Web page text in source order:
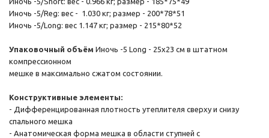
Иночь -5/Reg: вес - 1.030 кг; размер - 200*78*51
Иночь -5/Long: вес 1.147 кг; размер - 215*80*52
Упаковочный объём Иночь -5 Long - 25x23 см в штатном
компрессионном
мешке в максимально сжатом состоянии.
Конструктивные элементы:
- Дифференцированная плотность утеплителя сверху и снизу
спального мешка
- Анатомическая форма мешка в области ступней с